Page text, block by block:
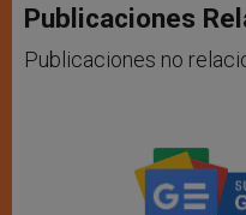
Publicaciones
Publicaciones no